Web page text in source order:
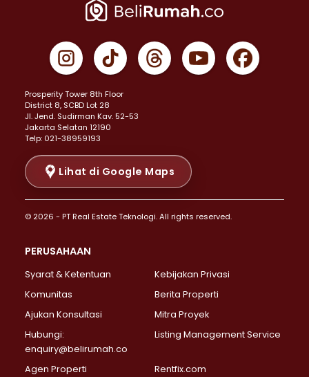
Properti Dijual di Jakarta Pusat >
Properti Dijual di Gambir >
Properti Dijual di Johar Baru >
Properti Dijual di Menteng >
Properti Dijual di Senen >
Properti Dijual di Tanah Abang >
Properti Dijual di Cikini >
Properti Dijual di Kramat >
Properti Dijual di Pasar Baru >
Properti Dijual di Bendungan Hilir >
Properti Dijual di Jakarta Selatan >
Properti Dijual di Lebak Bulus >
Properti Dijual di Gandaria Selatan >
Properti Dijual di Pondok Labu >
Properti Dijual di Lenteng Agung >
Properti Dijual di Senayan >
Properti Dijual di Pondok Pinang >
Prosperity Tower 8th Floor
District 8, SCBD Lot 28
JI. Jend. Sudirman Kav. 52-53
Jakarta Selatan 12190
Telp: 021-38959193
Lihat di Google Maps
© 2026 - PT Real Estate Teknologi. All rights reserved.
PERUSAHAAN
Syarat & Ketentuan
Kebijakan Privasi
Komunitas
Berita Properti
Ajukan Konsultasi
Mitra Proyek
Hubungi:
enquiry@belirumah.co
Listing Management Service
Agen Properti Rentfix.com